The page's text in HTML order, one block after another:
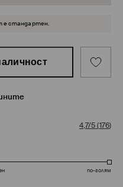
е стандартен.
4,7/5(176)
по-голям